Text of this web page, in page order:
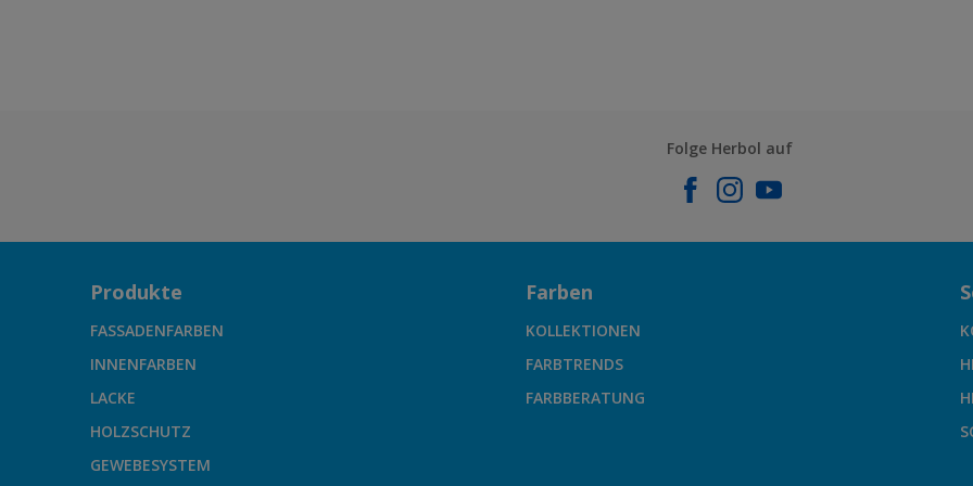
Folge Herbol auf
Produkte
FASSADENFARBEN
INNENFARBEN
LACKE
HOLZSCHUTZ
GEWEBESYSTEM
Farben
KOLLEKTIONEN
FARBTRENDS
FARBBERATUNG